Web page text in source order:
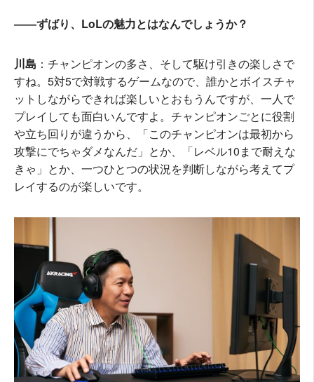
――ずばり、LoLの魅力とはなんでしょうか？
川島 ：チャンピオンの多さ、そして駆け引きの楽しさで
すね。5対5で対戦するゲームなので、誰かとボイスチャ
ットしながらできれば楽しいとおもうんですが、一人で
プレイしても面白いんですよ。チャンピオンごとに役割
や立ち回りが違うから、「このチャンピオンは最初から
攻撃にでちゃダメなんだ」とか、「レベル10まで耐えな
きゃ」とか、一つひとつの状況を判断しながら考えてプ
レイするのが楽しいです。